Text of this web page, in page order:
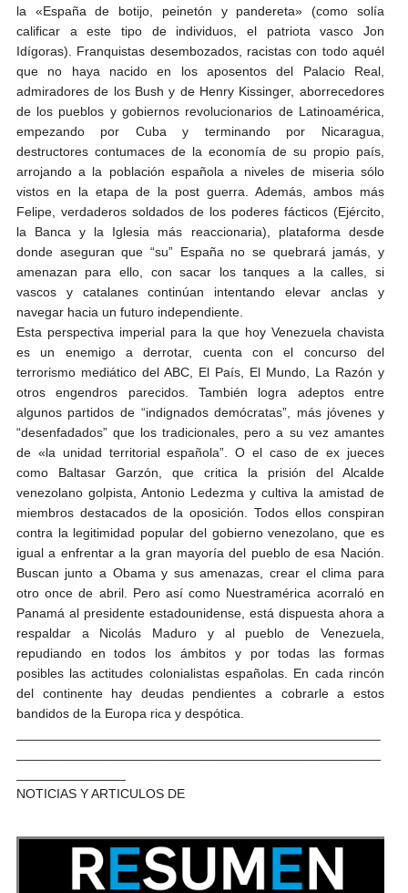
la «España de botijo, peinetón y pandereta» (como solía
calificar a este tipo de individuos, el patriota vasco Jon
Idígoras). Franquistas desembozados, racistas con todo aquél
que no haya nacido en los aposentos del Palacio Real,
admiradores de los Bush y de Henry Kissinger, aborrecedores
de los pueblos y gobiernos revolucionarios de Latinoamérica,
empezando por Cuba y terminando por Nicaragua,
destructores contumaces de la economía de su propio país,
arrojando a la población española a niveles de miseria sólo
vistos en la etapa de la post guerra. Además, ambos más
Felipe, verdaderos soldados de los poderes fácticos (Ejército,
la Banca y la Iglesia más reaccionaria), plataforma desde
donde aseguran que “su” España no se quebrará jamás, y
amenazan para ello, con sacar los tanques a la calles, si
vascos y catalanes continúan intentando elevar anclas y
navegar hacia un futuro independiente.
Esta perspectiva imperial para la que hoy Venezuela chavista
es un enemigo a derrotar, cuenta con el concurso del
terrorismo mediático del ABC, El País, El Mundo, La Razón y
otros engendros parecidos. También logra adeptos entre
algunos partidos de “indignados demócratas”, más jóvenes y
“desenfadados” que los tradicionales, pero a su vez amantes
de «la unidad territorial española”. O el caso de ex jueces
como Baltasar Garzón, que critica la prisión del Alcalde
venezolano golpista, Antonio Ledezma y cultiva la amistad de
miembros destacados de la oposición. Todos ellos conspiran
contra la legitimidad popular del gobierno venezolano, que es
igual a enfrentar a la gran mayoría del pueblo de esa Nación.
Buscan junto a Obama y sus amenazas, crear el clima para
otro once de abril. Pero así como Nuestramérica acorraló en
Panamá al presidente estadounidense, está dispuesta ahora a
respaldar a Nicolás Maduro y al pueblo de Venezuela,
repudiando en todos los ámbitos y por todas las formas
posibles las actitudes colonialistas españolas. En cada rincón
del continente hay deudas pendientes a cobrarle a estos
bandidos de la Europa rica y despótica.
NOTICIAS Y ARTICULOS DE